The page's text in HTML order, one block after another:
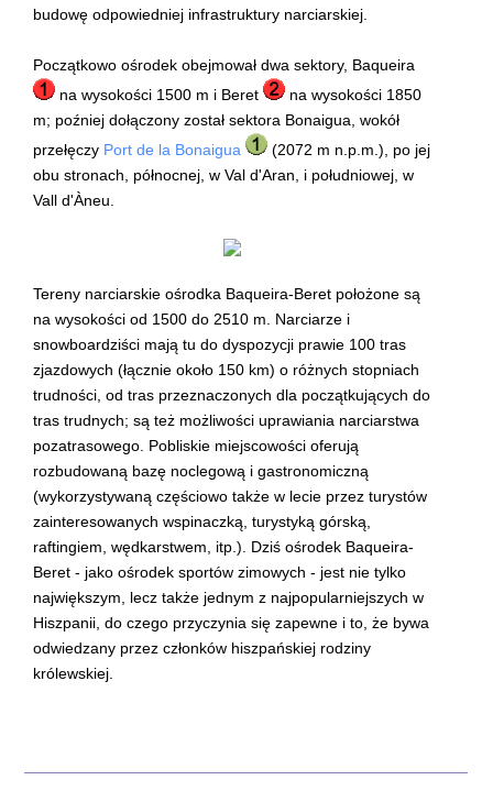
budowę odpowiedniej infrastruktury narciarskiej.
Początkowo ośrodek obejmował dwa sektory, Baqueira
na wysokości 1500 m i Beret
na wysokości 1850
m; poźniej dołączony został sektora Bonaigua, wokół
przełęczy Port de la Bonaigua
(2072 m n.p.m.), po jej
obu stronach, północnej, w Val d'Aran, i południowej, w
Vall d'Àneu.
Tereny narciarskie ośrodka Baqueira-Beret położone są
na wysokości od 1500 do 2510 m. Narciarze i
snowboardziści mają tu do dyspozycji prawie 100 tras
zjazdowych (łącznie około 150 km) o różnych stopniach
trudności, od tras przeznaczonych dla początkujących do
tras trudnych; są też możliwości uprawiania narciarstwa
pozatrasowego. Pobliskie miejscowości oferują
rozbudowaną bazę noclegową i gastronomiczną
(wykorzystywaną częściowo także w lecie przez turystów
zainteresowanych wspinaczką, turystyką górską,
raftingiem, wędkarstwem, itp.). Dziś ośrodek Baqueira-
Beret - jako ośrodek sportów zimowych - jest nie tylko
największym, lecz także jednym z najpopularniejszych w
Hiszpanii, do czego przyczynia się zapewne i to, że bywa
odwiedzany przez członków hiszpańskiej rodziny
królewskiej.